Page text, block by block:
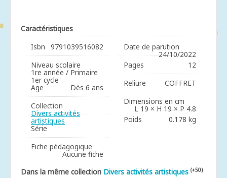
Caractéristiques
Isbn
9791039516082
Niveau scolaire
1re année / Primaire
1er cycle
Age
Dès 6 ans
Collection
Divers activités
artistiques
Série
Fiche pédagogique
Aucune fiche
Date de parution
24/10/2022
Pages
12
Reliure
COFFRET
Dimensions en cm
L 19 × H 19 × P 4.8
Poids
0.178 kg
Dans la même collection Divers activités artistiques (+50)